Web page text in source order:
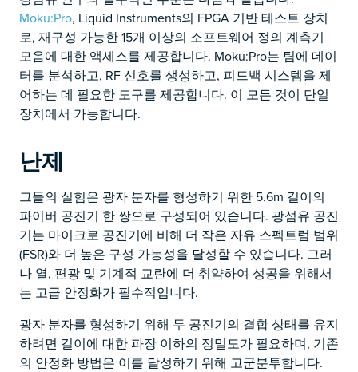
Moku:Pro, Liquid Instruments의 FPGA 기반 테스트 장치
로, 재구성 가능한 15개 이상의 소프트웨어 정의 계측기
모음에 대한 액세스를 제공합니다. Moku:Pro는 팀에 데이
터를 분석하고, RF 신호를 생성하고, 피드백 시스템을 제
어하는 ​​데 필요한 도구를 제공합니다. 이 모든 것이 단일
장치에서 가능합니다.
난제
그들의 실험은 광자 분자를 형성하기 위한 5.6m 길이의
파이버 공진기 한 쌍으로 구성되어 있습니다. 광섬유 공진
기는 마이크로 공진기에 비해 더 작은 자유 스펙트럼 범위
(FSR)와 더 높은 구성 가능성을 달성할 수 있습니다. 그러
나 열, 편광 및 기계적 교란에 더 취약하여 성공을 위해서
는 고급 안정화가 필수적입니다.
광자 분자를 형성하기 위해 두 공진기의 결합 상태를 유지
하려면 길이에 대한 파장 이하의 정밀도가 필요하며, 기존
의 안정화 방법은 이를 달성하기 위해 고군분투합니다.